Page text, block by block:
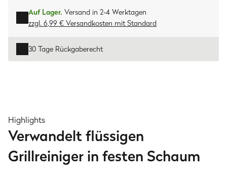
Auf Lager. Versand in 2-4 Werktagen
zzgl. 6,99 € Versandkosten mit Standard
30 Tage Rückgaberecht
Highlights
Verwandelt flüssigen
Grillreiniger in festen Schaum